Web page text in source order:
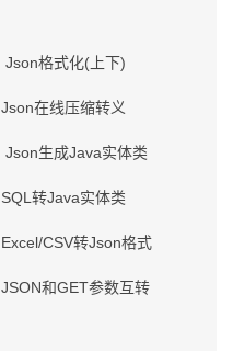
Json格式化(上下)
Json在线压缩转义
Json生成Java实体类
SQL转Java实体类
Excel/CSV转Json格式
JSON和GET参数互转